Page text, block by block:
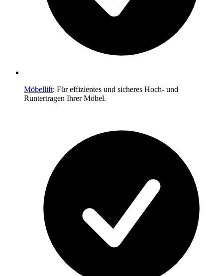
Möbellift: Für effizientes und sicheres Hoch- und
Runtertragen Ihrer Möbel.